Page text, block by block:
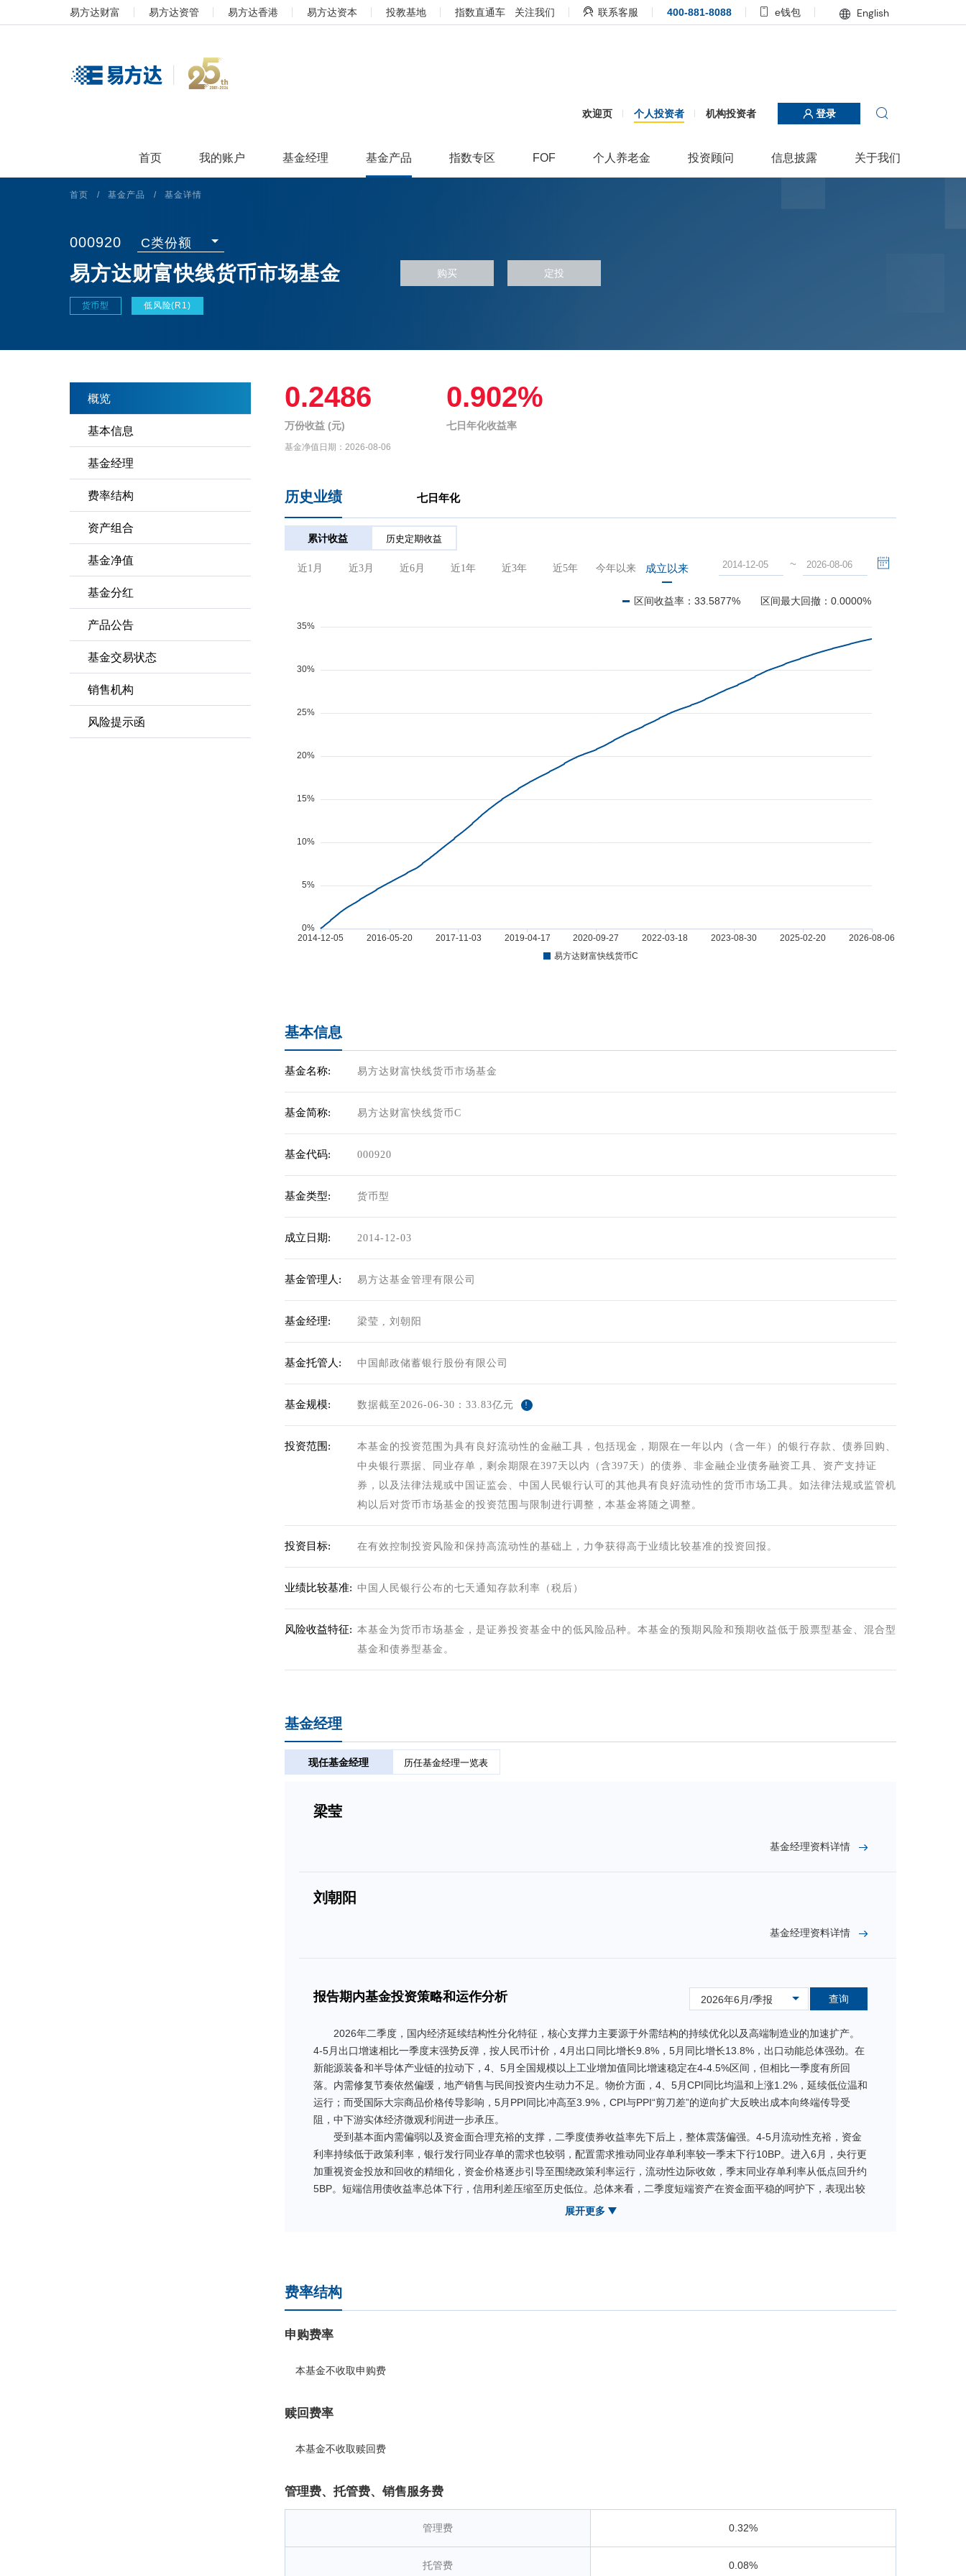
易方达财富 易方达资管 易方达香港 易方达资本 投教基地 指数直通车 关注我们 联系客服 400-881-8088 e钱包 English
欢迎页 个人投资者 机构投资者 登录
首页 我的账户 基金经理 基金产品 指数专区 FOF 个人养老金 投资顾问 信息披露 关于我们
首页 / 基金产品 / 基金详情
000920 C类份额
易方达财富快线货币市场基金 购买 定投
货币型 低风险(R1)
概览
基本信息
基金经理
费率结构
资产组合
基金净值
基金分红
产品公告
基金交易状态
销售机构
风险提示函
0.2486
万份收益 (元)
0.902%
七日年化收益率
基金净值日期： 2026-08-06
历史业绩 七日年化
累计收益 历史定期收益
近1月 近3月 近6月 近1年 近3年 近5年 今年以来 成立以来 ~
区间收益率：33.5877% 区间最大回撤：0.0000%
基本信息
基金名称: 易方达财富快线货币市场基金
基金简称: 易方达财富快线货币C
基金代码: 000920
基金类型: 货币型
成立日期: 2014-12-03
基金管理人: 易方达基金管理有限公司
基金经理: 梁莹 , 刘朝阳
基金托管人: 中国邮政储蓄银行股份有限公司
基金规模: 数据截至2026-06-30：33.83亿元 !
投资范围:
本基金的投资范围为具有良好流动性的金融工具，包括现金，期限在一年以内（含一年）的银行存款、债券回购、
中央银行票据、同业存单，剩余期限在397天以内（含397天）的债券、非金融企业债务融资工具、资产支持证
券，以及法律法规或中国证监会、中国人民银行认可的其他具有良好流动性的货币市场工具。如法律法规或监管机
构以后对货币市场基金的投资范围与限制进行调整，本基金将随之调整。
投资目标: 在有效控制投资风险和保持高流动性的基础上，力争获得高于业绩比较基准的投资回报。
业绩比较基准: 中国人民银行公布的七天通知存款利率（税后）
风险收益特征: 本基金为货币市场基金，是证券投资基金中的低风险品种。本基金的预期风险和预期收益低于股票型基金、混合型
基金和债券型基金。
基金经理
现任基金经理 历任基金经理一览表
梁莹
基金经理资料详情
刘朝阳
基金经理资料详情
报告期内基金投资策略和运作分析 2026年6月/季报 查询
2026年二季度，国内经济延续结构性分化特征，核心支撑力主要源于外需结构的持续优化以及高端制造业的加速扩产。
4-5月出口增速相比一季度末强势反弹，按人民币计价，4月出口同比增长9.8%，5月同比增长13.8%，出口动能总体强劲。在
新能源装备和半导体产业链的拉动下，4、5月全国规模以上工业增加值同比增速稳定在4-4.5%区间，但相比一季度有所回
落。内需修复节奏依然偏缓，地产销售与民间投资内生动力不足。物价方面，4、5月CPI同比均温和上涨1.2%，延续低位温和
运行；而受国际大宗商品价格传导影响，5月PPI同比冲高至3.9%，CPI与PPI“剪刀差”的逆向扩大反映出成本向终端传导受
阻，中下游实体经济微观利润进一步承压。
受到基本面内需偏弱以及资金面合理充裕的支撑，二季度债券收益率先下后上，整体震荡偏强。4-5月流动性充裕，资金
利率持续低于政策利率，银行发行同业存单的需求也较弱，配置需求推动同业存单利率较一季末下行10BP。进入6月，央行更
加重视资金投放和回收的精细化，资金价格逐步引导至围绕政策利率运行，流动性边际收敛，季末同业存单利率从低点回升约
5BP。短端信用债收益率总体下行，信用利差压缩至历史低位。总体来看，二季度短端资产在资金面平稳的呵护下，表现出较
展开更多
费率结构
申购费率
本基金不收取申购费
赎回费率
本基金不收取赎回费
管理费、托管费、销售服务费
管理费 0.32%
托管费 0.08%